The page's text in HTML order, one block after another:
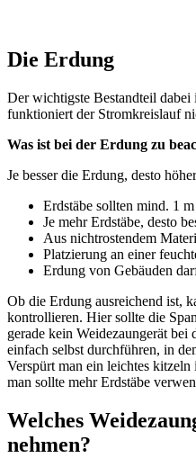
Die Erdung
Der wichtigste Bestandteil dabei
funktioniert der Stromkreislauf
Was ist bei der Erdung zu
Je besser die Erdung, desto
Erdstäbe sollten mind. 1
Je mehr Erdstäbe, desto
Aus nichtrostendem
Platzierung an einer
Erdung von Gebäuden
Ob die Erdung ausreichend ist,
kontrollieren. Hier sollte die
gerade kein Weidezaungerät bei
einfach selbst durchführen, in
Verspürt man ein leichtes
man sollte mehr Erdstäbe
Welches
nehmen?